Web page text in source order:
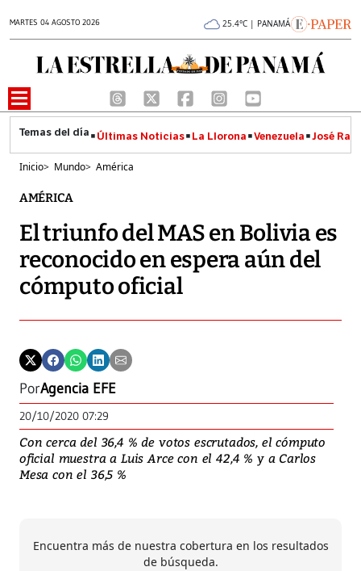
MARTES 04 AGOSTO 2026 25.4°C | PANAMÁ
Últimas Noticias La Llorona Venezuela José
Inicio> Mundo> América
AMÉRICA
El triunfo del MAS en Bolivia es
reconocido en espera aún del
cómputo oficial
PorAgencia EFE
20/10/2020 07:29
Con cerca del 36,4 % de votos escrutados, el cómputo
oficial muestra a Luis Arce con el 42,4 % y a Carlos
Mesa con el 36,5 %
Encuentra más de nuestra cobertura en los resultados
de búsqueda.